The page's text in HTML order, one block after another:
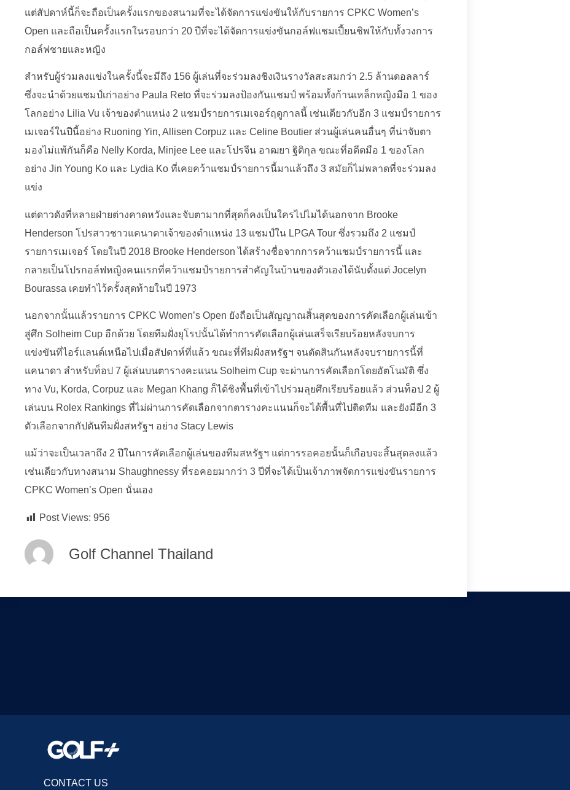
แต่สัปดาห์นี้ก็จะถือเป็นครั้งแรกของสนามที่จะได้จัดการแข่งขันให้กับรายการ CPKC Women’s
Open และถือเป็นครั้งแรกในรอบกว่า 20 ปีที่จะได้จัดการแข่งขันกอล์ฟแชมเปี้ยนชิพให้กับทั้งวงการ
กอล์ฟชายและหญิง
สำหรับผู้ร่วมลงแข่งในครั้งนี้จะมีถึง 156 ผู้เล่นที่จะร่วมลงชิงเงินรางวัลสะสมกว่า 2.5 ล้านดอลลาร์
ซึ่งจะนำด้วยแชมป์เก่าอย่าง Paula Reto ที่จะร่วมลงป้องกันแชมป์ พร้อมทั้งก้านเหล็กหญิงมือ 1 ของ
โลกอย่าง Lilia Vu เจ้าของตำแหน่ง 2 แชมป์รายการเมเจอร์ฤดูกาลนี้ เช่นเดียวกับอีก 3 แชมป์รายการ
เมเจอร์ในปีนี้อย่าง Ruoning Yin, Allisen Corpuz และ Celine Boutier ส่วนผู้เล่นคนอื่นๆ ที่น่าจับตา
มองไม่แพ้กันก็คือ Nelly Korda, Minjee Lee และโปรจีน อาฒยา ฐิติกุล ขณะที่อดีตมือ 1 ของโลก
อย่าง Jin Young Ko และ Lydia Ko ที่เคยคว้าแชมป์รายการนี้มาแล้วถึง 3 สมัยก็ไม่พลาดที่จะร่วมลง
แข่ง
แต่ดาวดังที่หลายฝ่ายต่างคาดหวังและจับตามากที่สุดก็คงเป็นใครไปไมได้นอกจาก Brooke
Henderson โปรสาวชาวแคนาดาเจ้าของตำแหน่ง 13 แชมป์ใน LPGA Tour ซึ่งรวมถึง 2 แชมป์
รายการเมเจอร์ โดยในปี 2018 Brooke Henderson ได้สร้างชื่อจากการคว้าแชมป์รายการนี้ และ
กลายเป็นโปรกอล์ฟหญิงคนแรกที่คว้าแชมป์รายการสำคัญในบ้านของตัวเองได้นับตั้งแต่ Jocelyn
Bourassa เคยทำไว้ครั้งสุดท้ายในปี 1973
นอกจากนั้นแล้วรายการ CPKC Women’s Open ยังถือเป็นสัญญาณสิ้นสุดของการคัดเลือกผู้เล่นเข้า
สู่ศึก Solheim Cup อีกด้วย โดยทีมฝั่งยุโรปนั้นได้ทำการคัดเลือกผู้เล่นเสร็จเรียบร้อยหลังจบการ
แข่งขันที่ไอร์แลนด์เหนือไปเมื่อสัปดาห์ที่แล้ว ขณะที่ทีมฝั่งสหรัฐฯ จนตัดสินกันหลังจบรายการนี้ที่
แคนาดา สำหรับท็อป 7 ผู้เล่นบนตารางคะแนน Solheim Cup จะผ่านการคัดเลือกโดยอัตโนมัติ ซึ่ง
ทาง Vu, Korda, Corpuz และ Megan Khang ก็ได้ชิงพื้นที่เข้าไปร่วมลุยศึกเรียบร้อยแล้ว ส่วนท็อป 2 ผู้
เล่นบน Rolex Rankings ที่ไม่ผ่านการคัดเลือกจากตารางคะแนนก็จะได้พื้นที่ไปติดทีม และยังมีอีก 3
ตัวเลือกจากกัปตันทีมฝั่งสหรัฐฯ อย่าง Stacy Lewis
แม้ว่าจะเป็นเวลาถึง 2 ปีในการคัดเลือกผู้เล่นของทีมสหรัฐฯ แต่การรอคอยนั้นก็เกือบจะสิ้นสุดลงแล้ว
เช่นเดียวกับทางสนาม Shaughnessy ที่รอคอยมากว่า 3 ปีที่จะได้เป็นเจ้าภาพจัดการแข่งขันรายการ
CPKC Women’s Open นั่นเอง
Post Views: 956
Golf Channel Thailand
CONTACT US